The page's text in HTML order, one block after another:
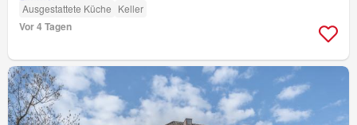
Ausgestattete Küche Keller
Vor 4 Tagen